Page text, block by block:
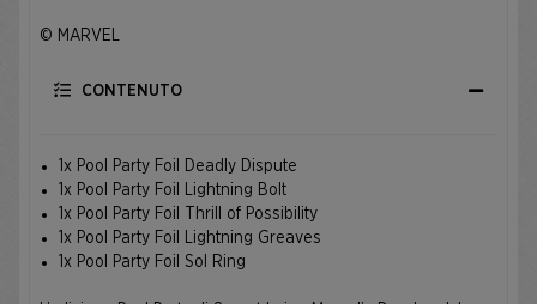
© MARVEL
CONTENUTO
1x Pool Party Foil Deadly Dispute
1x Pool Party Foil Lightning Bolt
1x Pool Party Foil Thrill of Possibility
1x Pool Party Foil Lightning Greaves
1x Pool Party Foil Sol Ring